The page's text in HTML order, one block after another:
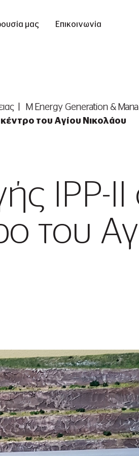
μας Επικοινωνία
Μ Εnergy Generation &
του Αγίου Νικολάου
IPP-II
του